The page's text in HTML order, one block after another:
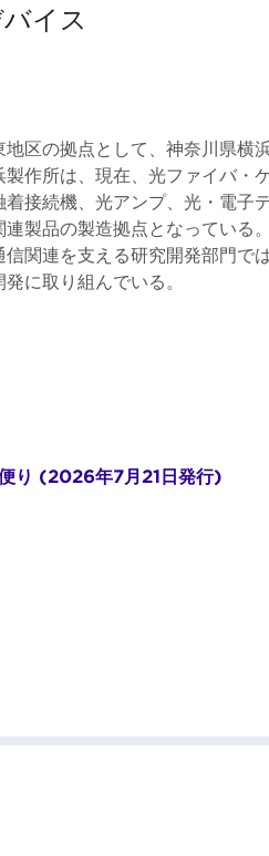
イス
区の拠点として、神奈川県横
作所は、現在、光ファイバ・
接続機、光アンプ、光・電子
製品の製造拠点となっている
関連を支える研究開発部門で
に取り組んでいる。
り (2026年7月21日発行)